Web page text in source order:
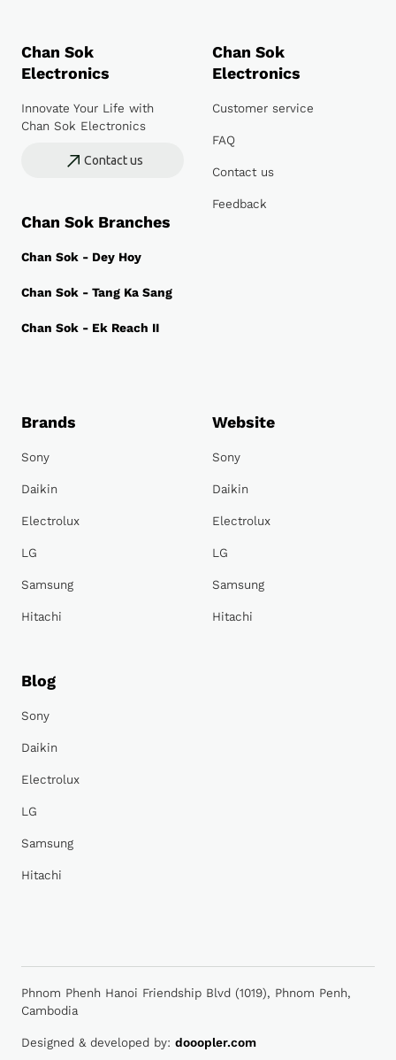
Chan Sok
Electronics
Innovate Your Life with
Chan Sok Electronics
Contact us
Chan Sok Branches
Chan Sok - Dey Hoy
Chan Sok - Tang Ka Sang
Chan Sok - Ek Reach II
Chan Sok
Electronics
Customer service
FAQ
Contact us
Feedback
Brands
Sony
Daikin
Electrolux
LG
Samsung
Hitachi
Website
Sony
Daikin
Electrolux
LG
Samsung
Hitachi
Blog
Sony
Daikin
Electrolux
LG
Samsung
Hitachi
Phnom Phenh Hanoi Friendship Blvd (1019), Phnom Penh,
Cambodia
Designed & developed by: dooopler.com